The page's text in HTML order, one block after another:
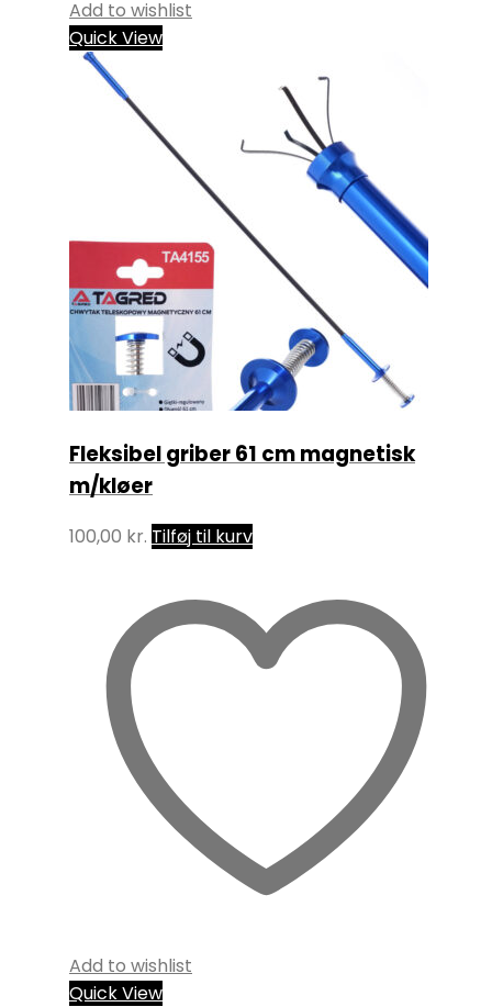
Add to wishlist
Quick View
Fleksibel griber 61 cm magnetisk
m/kløer
100,00 kr. Tilføj til kurv
Add to wishlist
Quick View